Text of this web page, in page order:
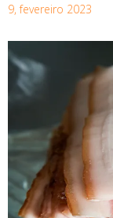
9, fevereiro 2023